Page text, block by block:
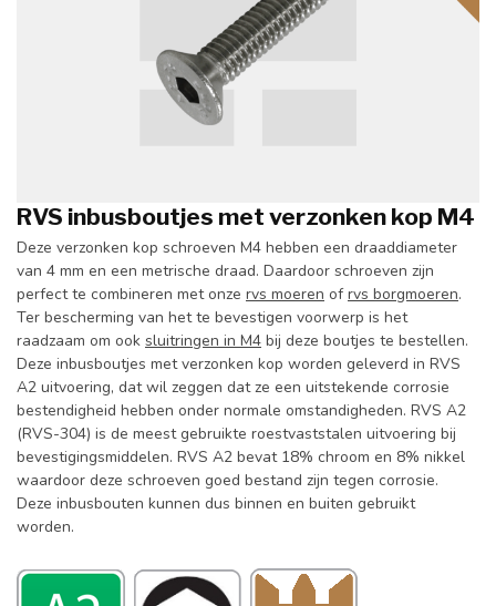
RVS inbusboutjes met verzonken kop M4
Deze verzonken kop schroeven M4 hebben een draaddiameter
van 4 mm en een metrische draad. Daardoor schroeven zijn
perfect te combineren met onze rvs moeren ofrvs borgmoeren.
Ter bescherming van het te bevestigen voorwerp is het
raadzaam om ook sluitringen in M4 bij deze boutjes te bestellen.
Deze inbusboutjes met verzonken kop worden geleverd in RVS
A2 uitvoering, dat wil zeggen dat ze een uitstekende corrosie
bestendigheid hebben onder normale omstandigheden. RVS A2
(RVS-304) is de meest gebruikte roestvaststalen uitvoering bij
bevestigingsmiddelen. RVS A2 bevat 18% chroom en 8% nikkel
waardoor deze schroeven goed bestand zijn tegen corrosie.
Deze inbusbouten kunnen dus binnen en buiten gebruikt
worden.